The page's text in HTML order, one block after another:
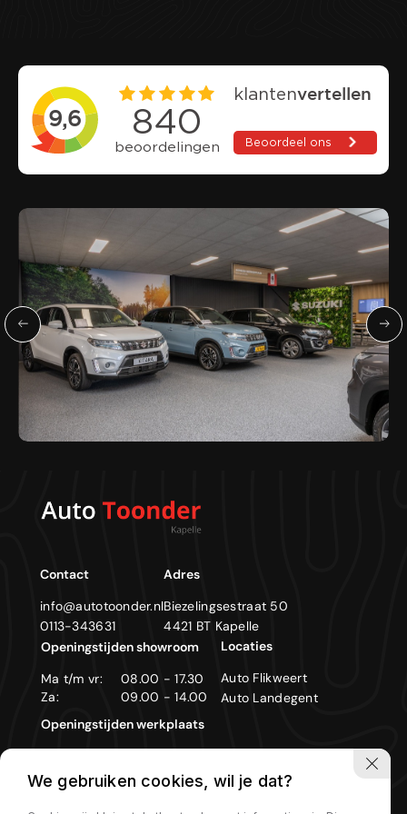
Contact
info@autotoonder.nl
0113-343631
Adres
Biezelingsestraat 50
4421 BT Kapelle
Openingstijden showroom
Ma t/m vr:
08.00 - 17.30
Za:
09.00 - 14.00
Openingstijden werkplaats
Zon- en feestdagen gesloten
Locaties
Auto Flikweert
Auto Landegent
We gebruiken cookies, wil je dat?